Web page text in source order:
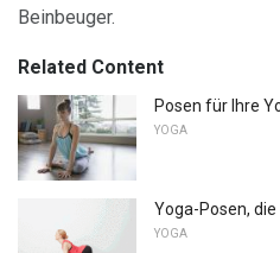
Beinbeuger.
Related Content
Posen für Ihre
YOGA
Yoga-Posen,
YOGA